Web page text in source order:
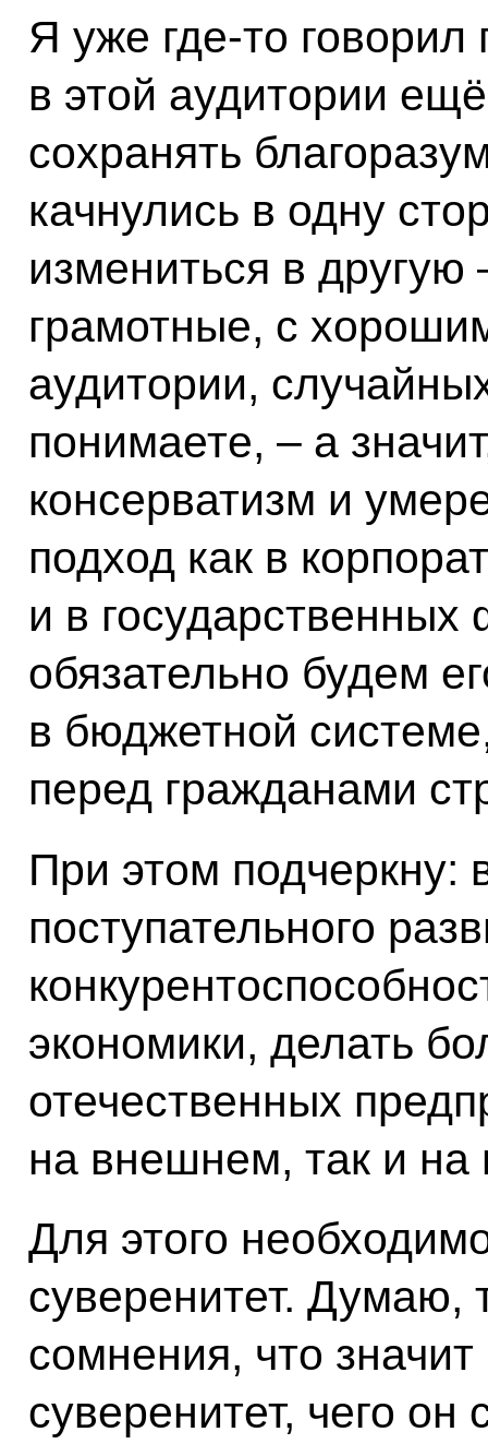
Я уже где-то говорил
в этой аудитории
сохранять
качнулись в одну
измениться в
грамотные, с
аудитории,
понимаете, – а
консерватизм и
подход как в
и в
обязательно будем
в бюджетной
перед гражданами
При этом подчеркну:
поступательного
экономики, делать
отечественных
на внешнем, так и на
Для этого
суверенитет. Думаю,
сомнения, что
суверенитет, чего он